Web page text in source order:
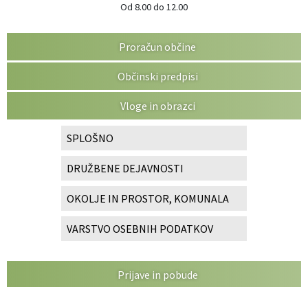
Od 8.00 do 12.00
Proračun občine
Občinski predpisi
Vloge in obrazci
SPLOŠNO
DRUŽBENE DEJAVNOSTI
OKOLJE IN PROSTOR, KOMUNALA
VARSTVO OSEBNIH PODATKOV
Prijave in pobude